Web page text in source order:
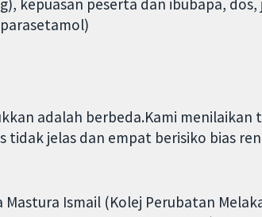
kepuasan peserta dan ibubapa,
adalah berbeda.Kami menilaikan
tidak jelas dan empat berisiko bias
Ismail (Kolej Perubatan